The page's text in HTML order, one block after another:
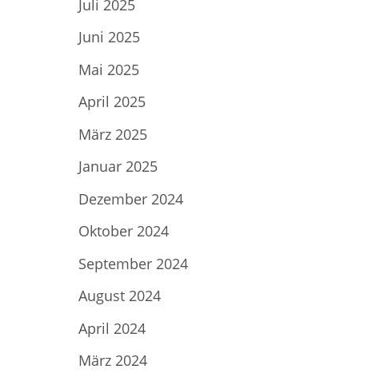
Juli 2025
Juni 2025
Mai 2025
April 2025
März 2025
Januar 2025
Dezember 2024
Oktober 2024
September 2024
August 2024
April 2024
März 2024